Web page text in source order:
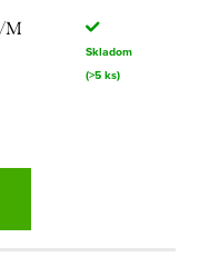
M
Skladom
(>5 ks)